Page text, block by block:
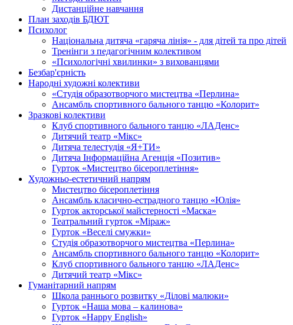
Дистанційне навчання
План заходів БДЮТ
Психолог
Національна дитяча «гаряча лінія» - для дітей та про дітей
Тренінги з педагогічним колективом
«Психологічні хвилинки» з вихованцями
Безбар'єрність
Народні художні колективи
«Студія образотворчого мистецтва «Перлина»
Ансамбль спортивного бального танцю «Колорит»
Зразкові колективи
Клуб спортивного бального танцю «ЛАДенс»
Дитячий театр «Мікс»
Дитяча телестудія «Я+ТИ»
Дитяча Інформаційна Агенція «Позитив»
Гурток «Мистецтво бісероплетіння»
Художньо-естетичний напрям
Мистецтво бісероплетіння
Ансамбль класично-естрадного танцю «Юлія»
Гурток акторської майстерності «Маска»
Театральний гурток «Міраж»
Гурток «Веселі смужки»
Cтудія образотворчого мистецтва «Перлина»
Ансамбль спортивного бального танцю «Колорит»
Клуб спортивного бального танцю «ЛАДенс»
Дитячий театр «Мікс»
Гуманітарний напрям
Школа раннього розвитку «Ділові малюки»
Гурток «Наша мова – калинова»
Гурток «Happy English»